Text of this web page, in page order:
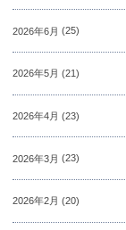
2026年6月 (25)
2026年5月 (21)
2026年4月 (23)
2026年3月 (23)
2026年2月 (20)